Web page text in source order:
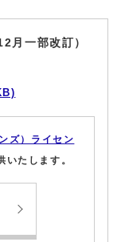
月一部改訂）
ズ）ライセン
いたします。